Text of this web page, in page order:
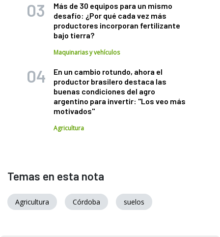
Más de 30 equipos para un mismo
desafío: ¿Por qué cada vez más
productores incorporan fertilizante
bajo tierra?
Maquinarias y vehículos
En un cambio rotundo, ahora el
productor brasilero destaca las
buenas condiciones del agro
argentino para invertir: "Los veo más
motivados"
Agricultura
Temas en esta nota
Agricultura Córdoba suelos